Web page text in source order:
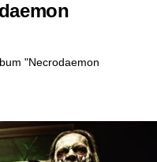
"Necrodaemon